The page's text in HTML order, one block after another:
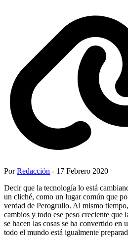
PorRedacción - 17 Febrero 2020
Decir que la tecnología lo está
un cliché, como un lugar común que
verdad de Perogrullo. Al mismo
cambios y todo ese peso creciente que
se hacen las cosas se ha convertido en
todo el mundo está igualmente